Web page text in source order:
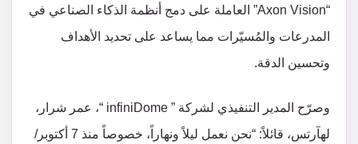
“Axon Vision” العاملة على دمج أنظمة الذكاء الصناعي في
المدرعات والمُسيّرات مما يساعد على تحديد الأهداف
وتحسين الدقة.
وصرّح المدير التنفيذي لشركة ” infiniDome “، عمر شرار،
لهآرتس، قائلاً: “نحن نعمل ليلاً ونهاراً، خصوصاً منذ 7 أكتوبر/